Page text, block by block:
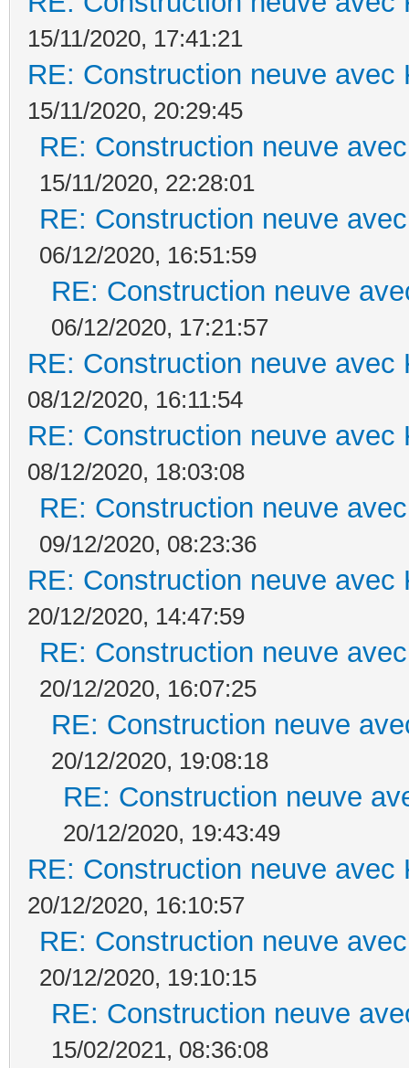
15/11/2020, 17:41:21
RE: Construction neuve avec
15/11/2020, 20:29:45
RE: Construction neuve
15/11/2020, 22:28:01
RE: Construction neuve
06/12/2020, 16:51:59
RE: Construction neuve
06/12/2020, 17:21:57
RE: Construction neuve avec
08/12/2020, 16:11:54
RE: Construction neuve avec
08/12/2020, 18:03:08
RE: Construction neuve
09/12/2020, 08:23:36
RE: Construction neuve avec
20/12/2020, 14:47:59
RE: Construction neuve
20/12/2020, 16:07:25
RE: Construction neuve
20/12/2020, 19:08:18
RE: Construction neuve
20/12/2020, 19:43:49
RE: Construction neuve avec
20/12/2020, 16:10:57
RE: Construction neuve
20/12/2020, 19:10:15
RE: Construction neuve
15/02/2021, 08:36:08